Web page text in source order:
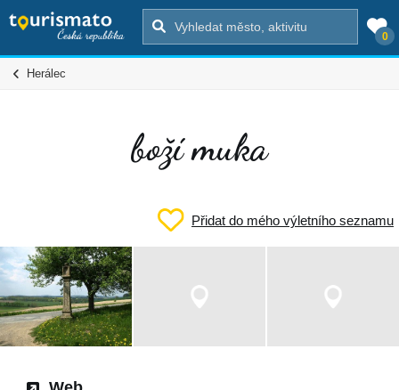
0
Herálec
boží muka
Přidat do mého výletního seznamu